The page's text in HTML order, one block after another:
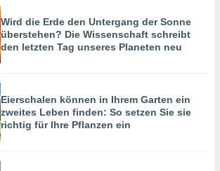
Wird die Erde den Untergang der Sonne
überstehen? Die Wissenschaft schreibt
den letzten Tag unseres Planeten neu
Eierschalen können in Ihrem Garten ein
zweites Leben finden: So setzen Sie sie
richtig für Ihre Pflanzen ein